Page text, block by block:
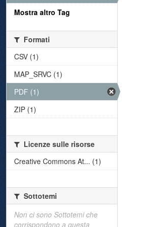
Mostra altro Tag
Formati
CSV (1)
MAP_SRVC (1)
PDF (1)
ZIP (1)
Licenze sulle risorse
Creative Commons At... (1)
Sottotemi
Non ci sono Sottotemi che
corrispondono a questa